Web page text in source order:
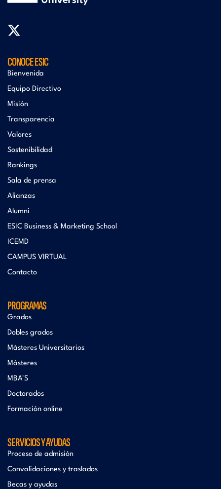
CONOCE ESIC
Bienvenida
Equipo Directivo
Misión
Transparencia
Valores
Sostenibilidad
Rankings
Sala de prensa
Alianzas
Alumni
ESIC Business & Marketing School
ICEMD
CAMPUS VIRTUAL
Contacto
PROGRAMAS
Grados
Dobles grados
Másteres Universitarios
Másteres
MBA'S
Doctorados
Formación online
SERVICIOS Y AYUDAS
Proceso de admisión
Convalidaciones y traslados
Becas y ayudas